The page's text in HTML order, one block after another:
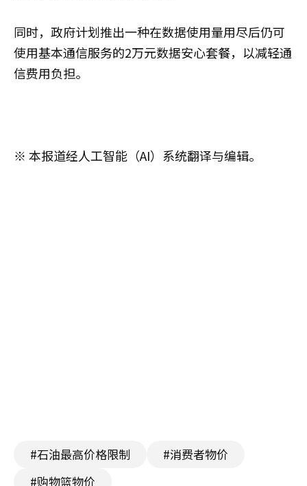
同时，政府计划推出一种在数据使用量用尽后仍可
使用基本通信服务的2万元数据安心套餐，以减轻通
信费用负担。
※ 本报道经人工智能（AI）系统翻译与编辑。
#石油最高价格限制
#消费者物价
#购物篮物价